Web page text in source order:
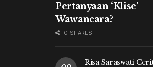
Pertanyaan ‘Klise’
Wawancara?
0 SHARES
Risa Saraswati